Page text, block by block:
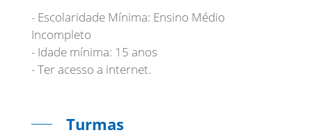
- Escolaridade Mínima: Ensino Médio
Incompleto
- Idade mínima: 15 anos
- Ter acesso a internet.
Turmas